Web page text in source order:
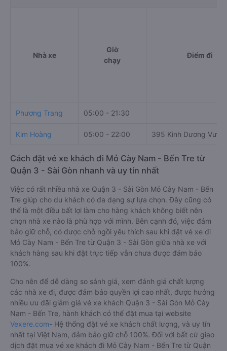
Nhà xe
Giờ
chạy
Điểm đi
Phương Trang 05:00 - 21:30
Kim Hoàng 05:00 - 22:00 395 Kinh Dương
Cách đặt vé xe khách đi Mỏ Cày Nam - Bến Tre từ
Quận 3 - Sài Gòn nhanh và uy tín nhất
Việc có rất nhiều nhà xe Quận 3 - Sài Gòn Mỏ Cày Nam - Bến
Tre giúp cho du khách có đa dạng sự lựa chọn. Đây cũng có
thể là một điều bất lợi làm cho hàng khách không biết nên
chọn nhà xe nào là phù hợp với mình. Bên cạnh đó, việc đảm
bảo giữ chỗ, có được chỗ ngồi yêu thích sau khi đặt vé xe đi
Mỏ Cày Nam - Bến Tre từ Quận 3 - Sài Gòn giữa nhà xe với
khách hàng sau khi đặt trực tiếp vẫn chưa được đảm bảo
100%.
Cho nên để dễ dàng so sánh giá, xem đánh giá chất lượng
các nhà xe đi, được đảm bảo quyền lợi cao nhất, được hưởng
nhiều ưu đãi giảm giá vé xe khách Quận 3 - Sài Gòn Mỏ Cày
Nam - Bến Tre, hành khách có thể đặt mua tại website
Vexere.com- Hệ thống đặt vé xe khách chất lượng, và uy tín
nhất tại Việt Nam, đảm bảo giữ chỗ 100%. Đối với bất cứ giao
dịch đặt mua vé xe khách đi Mỏ Cày Nam - Bến Tre từ Quận